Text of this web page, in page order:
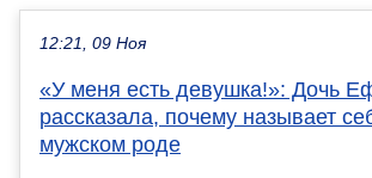
12:21, 09 Ноя
«У меня есть девушка!»: Дочь
рассказала, почему называет
мужском роде